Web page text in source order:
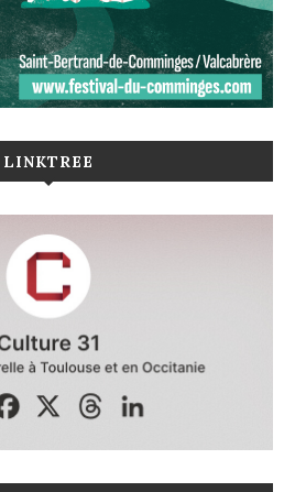
LINKTREE